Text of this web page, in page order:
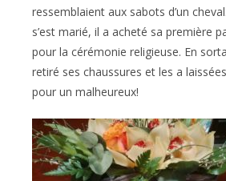
ressemblaient aux sabots d’un
s’est marié, il a acheté sa première
pour la cérémonie religieuse. En
retiré ses chaussures et les a
pour un malheureux!